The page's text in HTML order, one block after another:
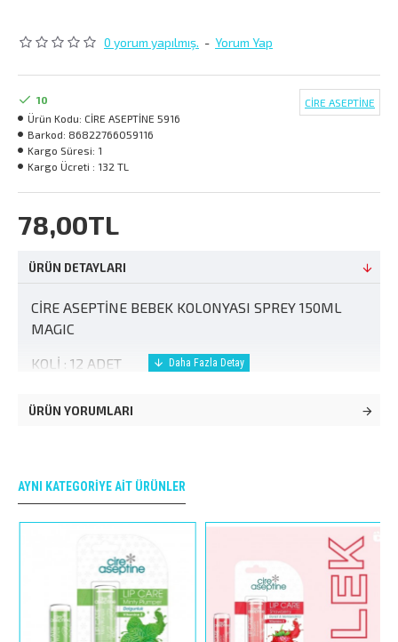
0 yorum yapılmış. - Yorum Yap
78,00TL
10
Ürün Kodu: CİRE ASEPTİNE 5916
Barkod: 86822766059116
Kargo Süresi: 1
Kargo Ücreti : 132 TL
CİRE ASEPTİNE
ÜRÜN DETAYLARI
CİRE ASEPTİNE BEBEK KOLONYASI SPREY 150ML
MAGIC
KOLİ : 12 ADET
ÜRÜN YORUMLARI
AYNI KATEGORIYE AIT ÜRÜNLER